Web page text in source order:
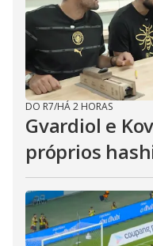
DO R7/HÁ 2 HORAS
Gvardiol e
próprios